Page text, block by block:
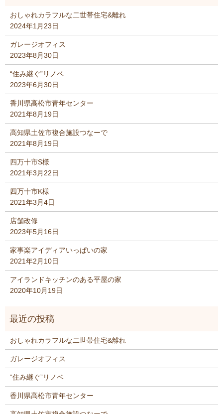
おしゃれカラフルな二世帯住宅&離れ
2024年1月23日
ガレージオフィス
2023年8月30日
“住み継ぐ”リノベ
2023年6月30日
香川県高松市青年センター
2021年8月19日
高知県土佐市複合施設つなーで
2021年8月19日
四万十市S様
2021年3月22日
四万十市K様
2021年3月4日
店舗改修
2023年5月16日
家事楽アイディアいっぱいの家
2021年2月10日
アイランドキッチンのある平屋の家
2020年10月19日
おしゃれカラフルな二世帯住宅&離れ
ガレージオフィス
“住み継ぐ”リノベ
香川県高松市青年センター